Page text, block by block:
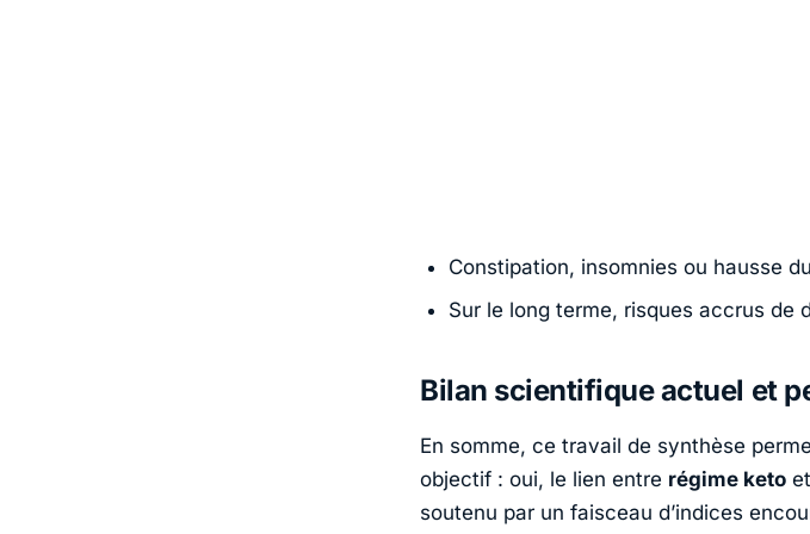
Constipation, insomnies ou hausse
Sur le long terme, risques accrus de
Bilan scientifique actuel et
En somme, ce travail de synthèse
objectif : oui, le lien entre régime keto
soutenu par un faisceau d’indices